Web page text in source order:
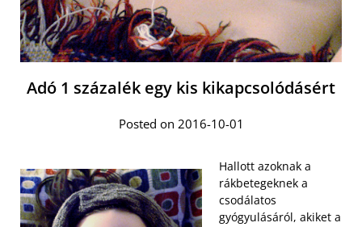
Adó 1 százalék egy kis kikapcsolódásért
Posted on 2016-10-01
Hallott azoknak a
rákbetegeknek a
csodálatos
gyógyulásáról, akiket a